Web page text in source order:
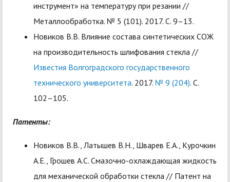
инструмент» на температуру при резании //
Металлообработка. № 5 (101). 2017. С. 9–13.
Новиков В.В. Влияние состава синтетических СОЖ
на производительность шлифования стекла //
Известия Волгоградского государственного
технического университета. 2017. № 9 (204). С.
102–105.
Патенты:
Новиков В.В., Латышев В.Н., Шварев Е.А., Курочкин
А.Е., Грошев А.С. Смазочно-охлаждающая жидкость
для механической обработки стекла // Патент на